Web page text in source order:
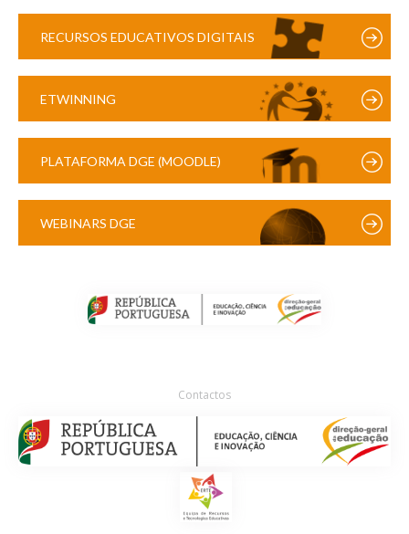
RECURSOS EDUCATIVOS DIGITAIS
ETWINNING
PLATAFORMA DGE (MOODLE)
WEBINARS DGE
Contactos